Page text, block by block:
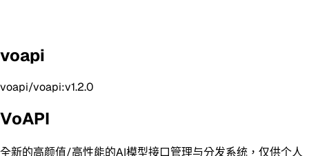
voapi
voapi/voapi:v1.2.0
VoAPI
全新的高颜值/高性能的AI模型接口管理与分发系统，仅供个人